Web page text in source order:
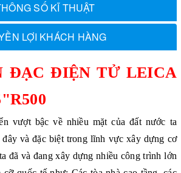
SỐ KĨ THUẬT
LỢI KHÁCH HÀNG
ĐẠC ĐIỆN TỬ LEICA
vượt bậc về nhiều mặt của đất nước ta
đây và đặc biệt trong lĩnh vực xây dựng cơ
đã và đang xây dựng nhiều công trình lớn